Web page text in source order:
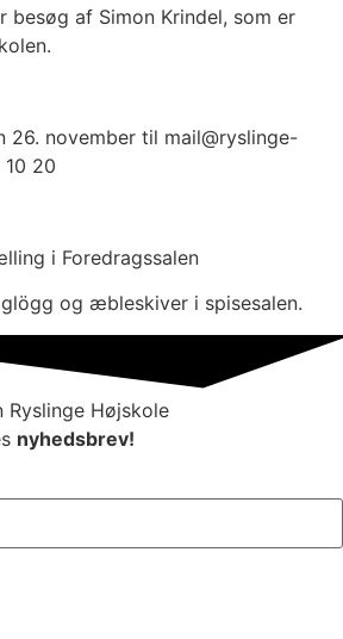
besøg af Simon Krindel, som er
26. november til mail@ryslinge-
20
i Foredragssalen
og æbleskiver i spisesalen.
Ryslinge Højskole
nyhedsbrev!